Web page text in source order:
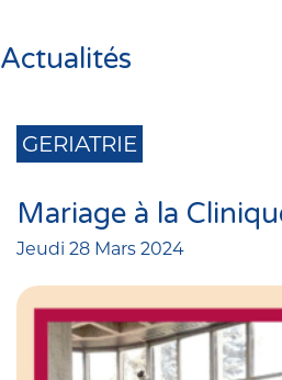
Actualités
GERIATRIE
Mariage à la
Jeudi 28 Mars 2024